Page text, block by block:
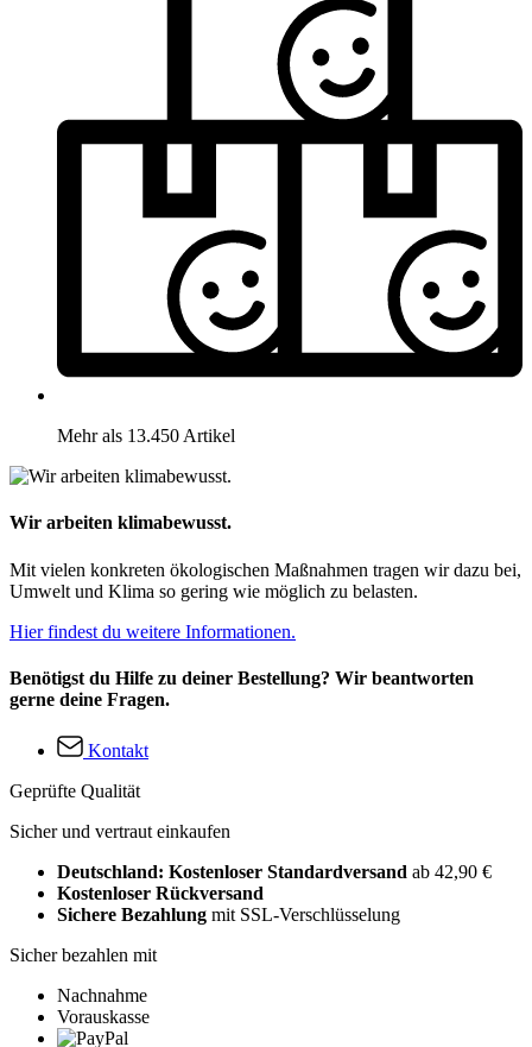
Mehr als 13.450 Artikel
Wir arbeiten klimabewusst.
Mit vielen konkreten ökologischen Maßnahmen tragen wir dazu bei,
Umwelt und Klima so gering wie möglich zu belasten.
Hier findest du weitere Informationen.
Benötigst du Hilfe zu deiner Bestellung? Wir beantworten
gerne deine Fragen.
Kontakt
Geprüfte Qualität
Sicher und vertraut einkaufen
Deutschland: Kostenloser Standardversand ab 42,90 €
Kostenloser Rückversand
Sichere Bezahlung mit SSL-Verschlüsselung
Sicher bezahlen mit
Nachnahme
Vorauskasse